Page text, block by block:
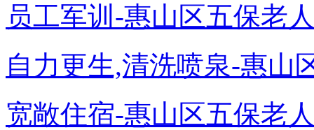
员工军训-惠山区五保老
自力更生,清洗喷泉-惠山
宽敞住宿-惠山区五保老